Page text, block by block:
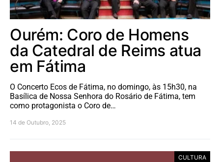
Ourém: Coro de Homens
da Catedral de Reims atua
em Fátima
O Concerto Ecos de Fátima, no domingo, às 15h30, na
Basílica de Nossa Senhora do Rosário de Fátima, tem
como protagonista o Coro de…
14 de Outubro, 2025
CULTURA